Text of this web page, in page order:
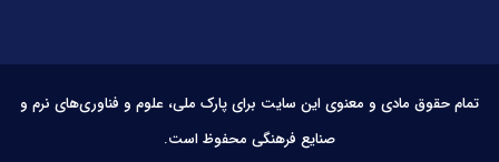
تمام حقوق مادی و معنوی این سایت برای پارک ملی، علوم و فناوری‌های نرم و
صنایع فرهنگی محفوظ است.